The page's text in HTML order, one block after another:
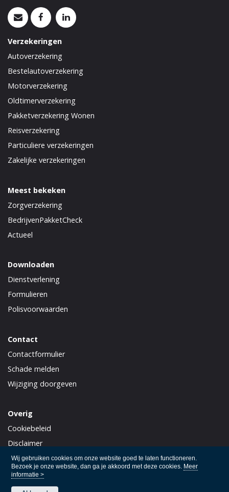
Wij gebruiken cookies om onze website goed te laten functioneren.
Bezoek je onze website, dan ga je akkoord met deze cookies. Meer
informatie >
Verzekeringen
Autoverzekering
Bestelautoverzekering
Motorverzekering
Oldtimerverzekering
Pakketverzekering Wonen
Reisverzekering
Particuliere verzekeringen
Zakelijke verzekeringen
Meest bekeken
Zorgverzekering
BedrijvenPakketCheck
Actueel
Downloaden
Dienstverlening
Formulieren
Polisvoorwaarden
Contact
Contactformulier
Schade melden
Wijziging doorgeven
Overig
Cookiebeleid
Disclaimer
Privacy